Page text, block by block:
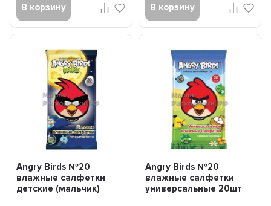
В корзину В корзину
Angry Birds №20
влажные салфетки
детские (мальчик)
Angry Birds №20
влажные салфетки
универсальные 20шт